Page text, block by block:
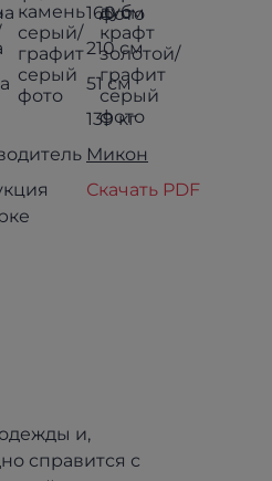
160 см
210 см
51 см
139 кг
Микон
Скачать PDF
и,
справится с